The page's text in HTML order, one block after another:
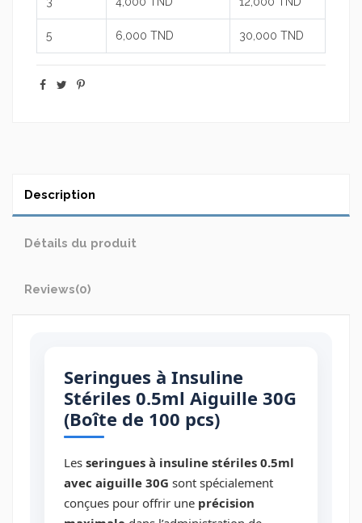
5 6,000 TND 30,000 TND
Description
Détails du produit
Reviews(0)
Seringues à Insuline
Stériles 0.5ml Aiguille 30G
(Boîte de 100 pcs)
Les seringues à insuline stériles 0.5ml
avec aiguille 30G sont spécialement
conçues pour offrir une précision